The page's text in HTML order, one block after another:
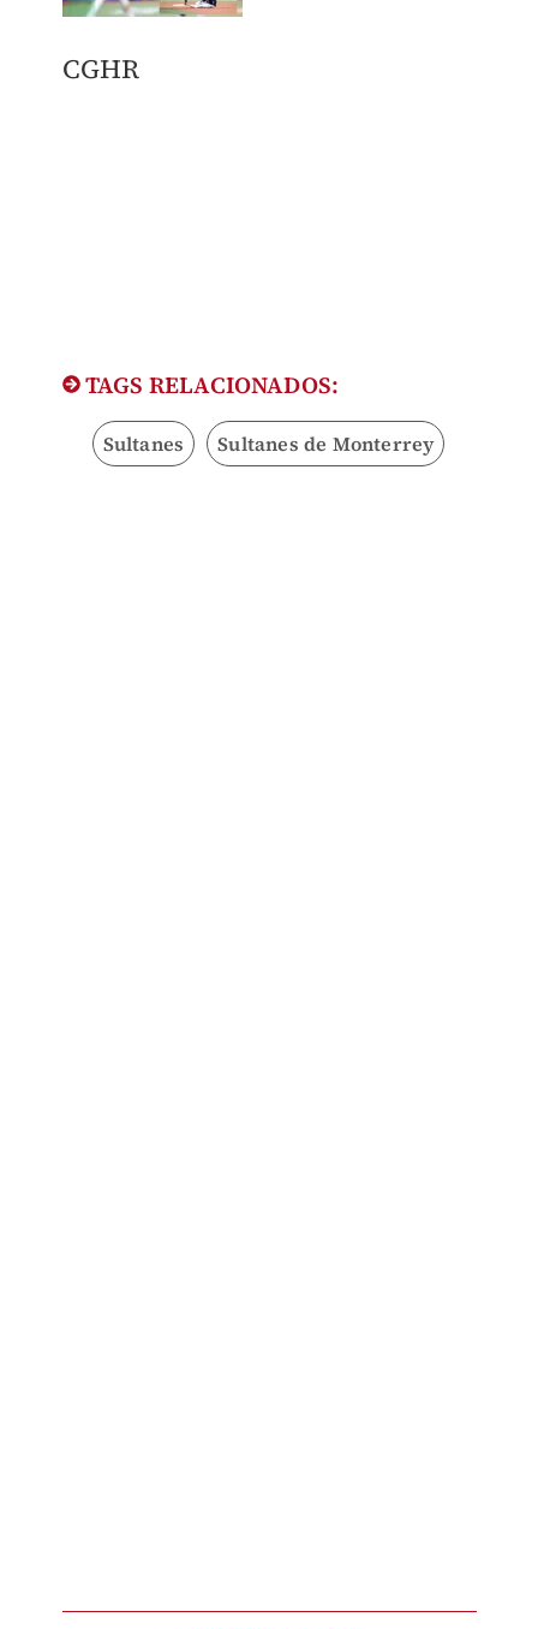
CGHR
TAGS RELACIONADOS:
Sultanes Sultanes de Monterrey